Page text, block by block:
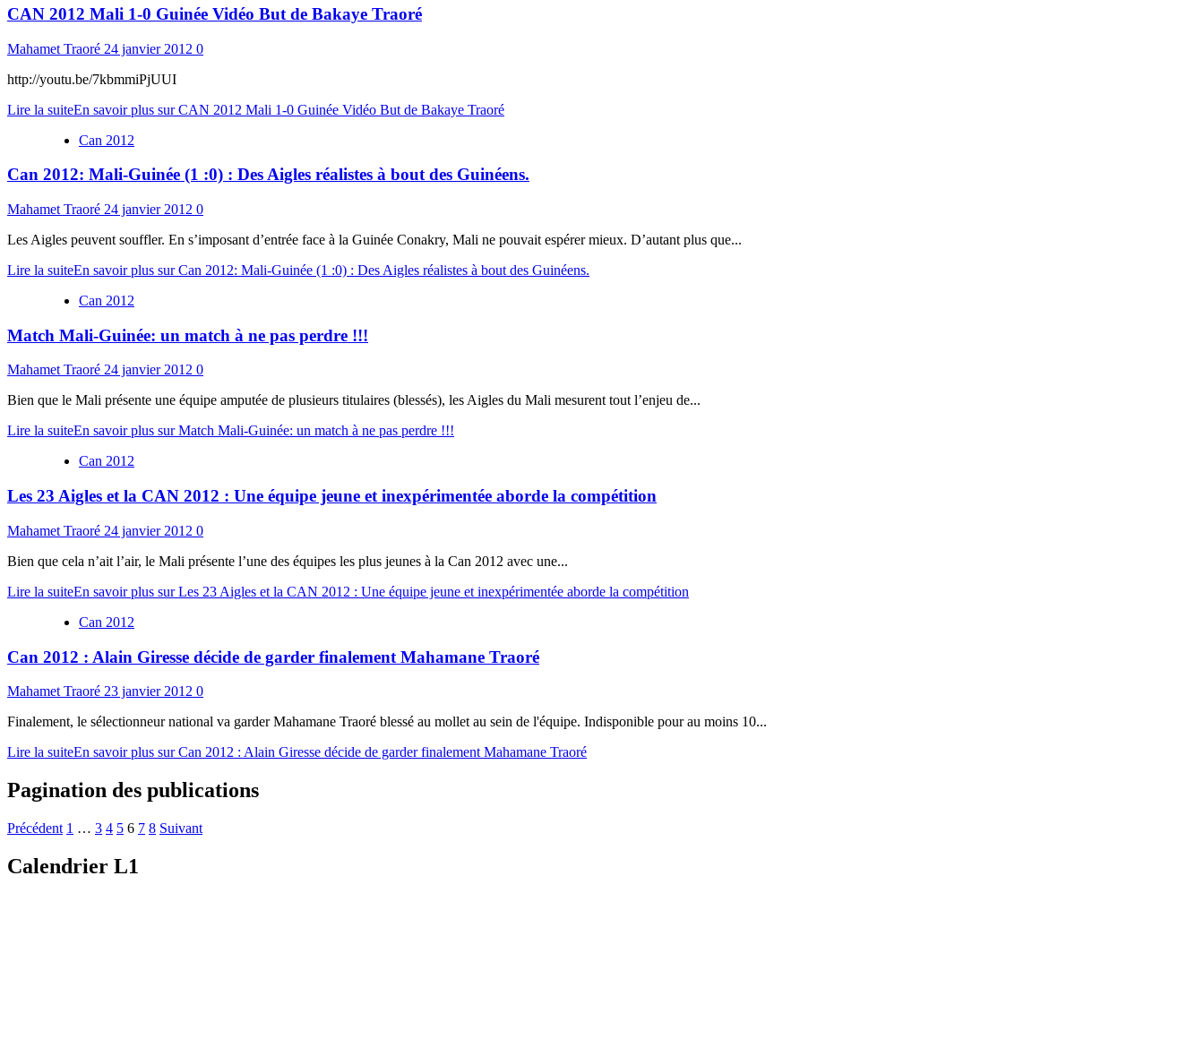
CAN 2012 Mali 1-0 Guinée Vidéo But de Bakaye Traoré
Mahamet Traoré 24 janvier 2012 0
http://youtu.be/7kbmmiPjUUI
Lire la suiteEn savoir plus sur CAN 2012 Mali 1-0 Guinée Vidéo But de Bakaye Traoré
Can 2012
Can 2012: Mali-Guinée (1 :0) : Des Aigles réalistes à bout des Guinéens.
Mahamet Traoré 24 janvier 2012 0
Les Aigles peuvent souffler. En s’imposant d’entrée face à la Guinée Conakry, Mali ne pouvait espérer mieux. D’autant plus que...
Lire la suiteEn savoir plus sur Can 2012: Mali-Guinée (1 :0) : Des Aigles réalistes à bout des Guinéens.
Can 2012
Match Mali-Guinée: un match à ne pas perdre !!!
Mahamet Traoré 24 janvier 2012 0
Bien que le Mali présente une équipe amputée de plusieurs titulaires (blessés), les Aigles du Mali mesurent tout l’enjeu de...
Lire la suiteEn savoir plus sur Match Mali-Guinée: un match à ne pas perdre !!!
Can 2012
Les 23 Aigles et la CAN 2012 : Une équipe jeune et inexpérimentée aborde la compétition
Mahamet Traoré 24 janvier 2012 0
Bien que cela n’ait l’air, le Mali présente l’une des équipes les plus jeunes à la Can 2012 avec une...
Lire la suiteEn savoir plus sur Les 23 Aigles et la CAN 2012 : Une équipe jeune et inexpérimentée aborde la compétition
Can 2012
Can 2012 : Alain Giresse décide de garder finalement Mahamane Traoré
Mahamet Traoré 23 janvier 2012 0
Finalement, le sélectionneur national va garder Mahamane Traoré blessé au mollet au sein de l'équipe. Indisponible pour au moins 10...
Lire la suiteEn savoir plus sur Can 2012 : Alain Giresse décide de garder finalement Mahamane Traoré
Pagination des publications
Précédent 1 … 3 4 5 6 7 8 Suivant
Calendrier L1